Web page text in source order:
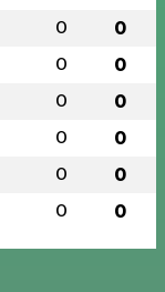
0 0
0 0
0 0
0 0
0 0
0 0